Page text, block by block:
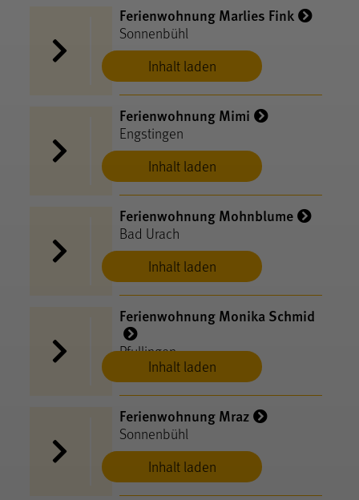
Inhalt laden
Ferienwohnung Marlies Fink
Sonnenbühl
Inhalt laden
Ferienwohnung Mimi
Engstingen
Inhalt laden
Ferienwohnung Mohnblume
Bad Urach
Inhalt laden
Ferienwohnung Monika Schmid
Pfullingen
Inhalt laden
Ferienwohnung Mraz
Sonnenbühl